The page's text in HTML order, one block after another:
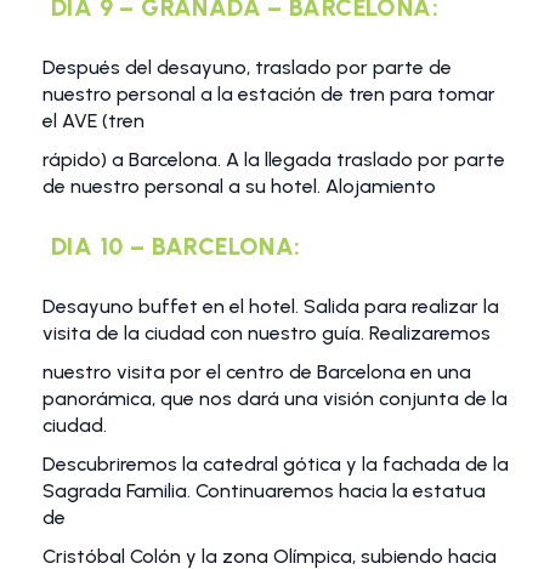
DIA 9 – GRANADA – BARCELONA:
Después del desayuno, traslado por parte de
nuestro personal a la estación de tren para tomar
el AVE (tren
rápido) a Barcelona. A la llegada traslado por parte
de nuestro personal a su hotel. Alojamiento
DIA 10 – BARCELONA:
Desayuno buffet en el hotel. Salida para realizar la
visita de la ciudad con nuestro guía. Realizaremos
nuestro visita por el centro de Barcelona en una
panorámica, que nos dará una visión conjunta de la
ciudad.
Descubriremos la catedral gótica y la fachada de la
Sagrada Familia. Continuaremos hacia la estatua
de
Cristóbal Colón y la zona Olímpica, subiendo hacia